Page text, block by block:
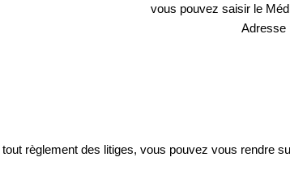
vous pouvez saisir le
Adresse
tout règlement des litiges, vous pouvez vous rendre